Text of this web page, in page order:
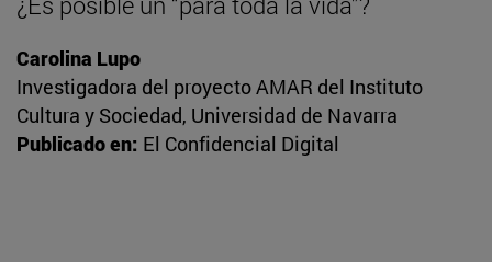
Carolina Lupo
Investigadora del proyecto AMAR del Instituto
Cultura y Sociedad, Universidad de Navarra
Publicado en: El Confidencial Digital